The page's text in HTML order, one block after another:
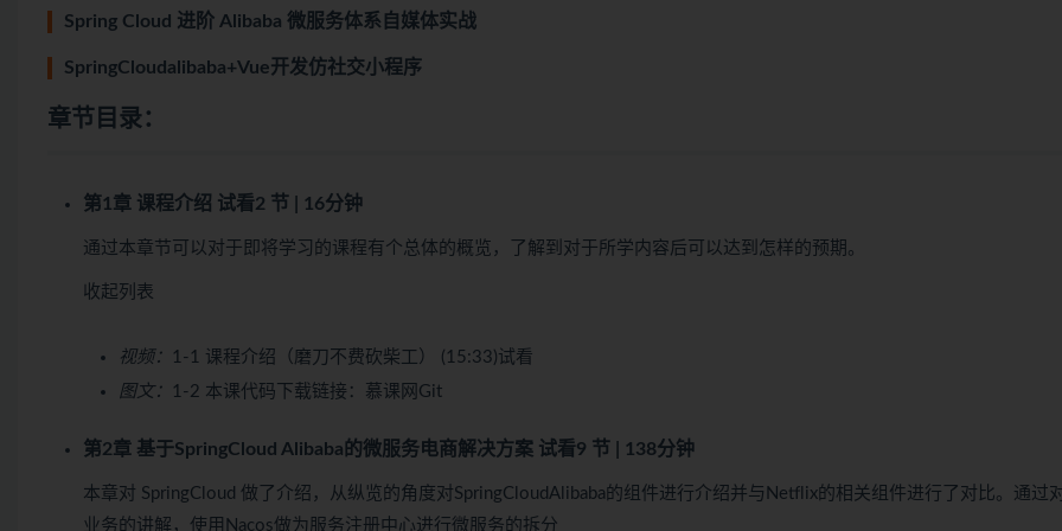
Spring Cloud 进阶 Alibaba 微服务体系自媒体实战
SpringCloudalibaba+Vue开发仿社交小程序
章节目录：
第1章 课程介绍 试看2 节 | 16分钟
通过本章节可以对于即将学习的课程有个总体的概览，了解到对于所学内容后可以达到怎样的预期。
收起列表
视频： 1-1 课程介绍（磨刀不费砍柴工） (15:33)试看
图文：
1-2 本课代码下载链接：慕课网Git
第2章 基于SpringCloud Alibaba的微服务电商解决方案 试看9 节 | 138分钟
本章对 SpringCloud 做了介绍，从纵览的角度对SpringCloudAlibaba的组件进行介绍并与Netflix的相关组件进行了对比。通过
业务的讲解，使用Nacos做为服务注册中心进行微服务的拆分